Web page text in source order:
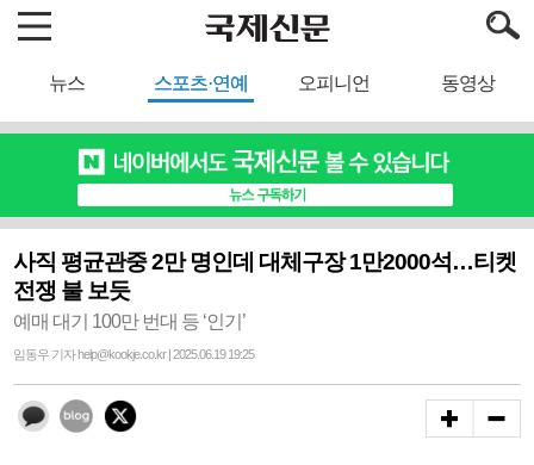
뉴스 스포츠·연예 오피니언 동영상
사직 평균관중 2만 명인데 대체구장 1만2000석…티켓
전쟁 불 보듯
예매 대기 100만 번대 등 ‘인기’
임동우 기자 help@kookje.co.kr | 2025.06.19 19:25